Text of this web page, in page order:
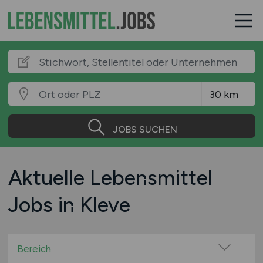
JOBS SUCHEN
Aktuelle Lebensmittel
Jobs in Kleve
Bereich